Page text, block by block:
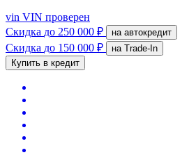
vin VIN проверен
Скидка до 250 000 ₽ на автокредит
Скидка до 150 000 ₽
на Trade-In
Купить в кредит